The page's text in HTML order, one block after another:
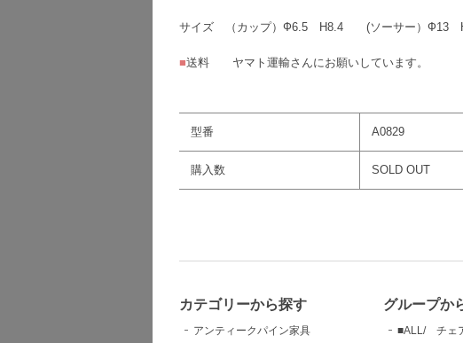
サイズ （カップ）Ф6.5 H8.4 (ソーサー）Ф13
■送料 ヤマト運輸さんにお願いしています。
型番 A0829
購入数 SOLD OUT
カテゴリーから探す
アンティークパイン家具
グループか
■ALL/ チェ